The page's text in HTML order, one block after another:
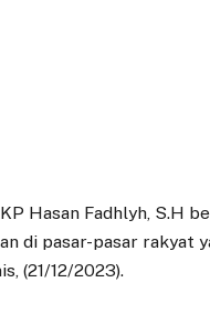
Hasan Fadhlyh, S.H
di pasar-pasar rakyat
(21/12/2023).